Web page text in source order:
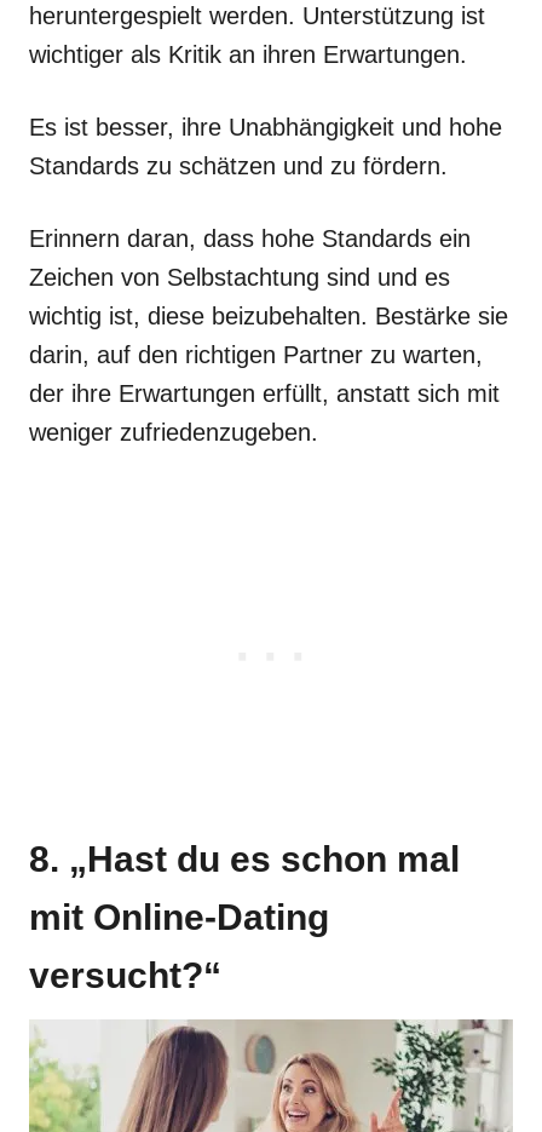
heruntergespielt werden. Unterstützung ist
wichtiger als Kritik an ihren Erwartungen.
Es ist besser, ihre Unabhängigkeit und hohe
Standards zu schätzen und zu fördern.
Erinnern daran, dass hohe Standards ein
Zeichen von Selbstachtung sind und es
wichtig ist, diese beizubehalten. Bestärke sie
darin, auf den richtigen Partner zu warten,
der ihre Erwartungen erfüllt, anstatt sich mit
weniger zufriedenzugeben.
8. „Hast du es schon mal
mit Online-Dating
versucht?“